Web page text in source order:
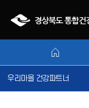
우리마을 건강파트너